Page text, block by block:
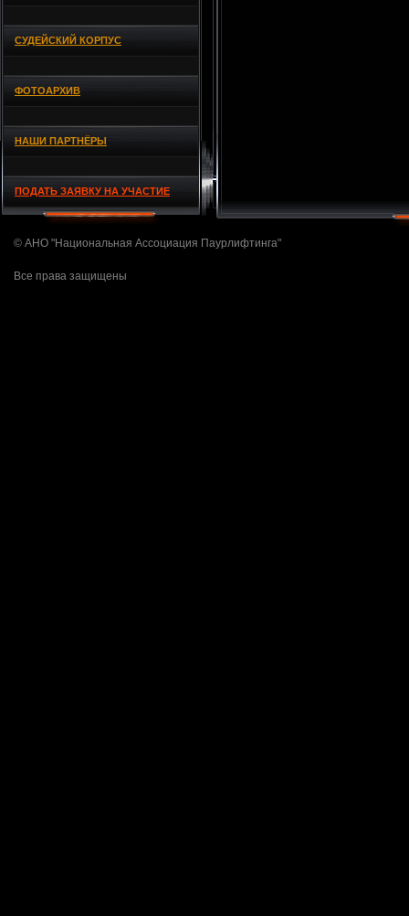
СУДЕЙСКИЙ КОРПУС
ФОТОАРХИВ
НАШИ ПАРТНЁРЫ
ПОДАТЬ ЗАЯВКУ НА УЧАСТИЕ
© АНО "Национальная Ассоциация Паурлифтинга"
Все права защищены